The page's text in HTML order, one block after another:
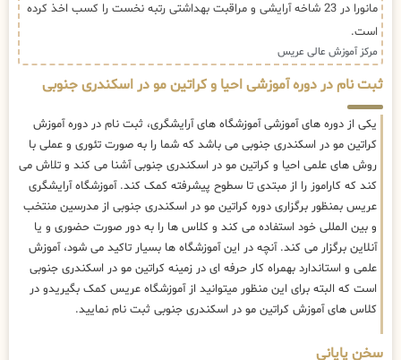
مانورا در 23 شاخه آرایشی و مراقبت بهداشتی رتبه نخست را کسب اخذ کرده
است.
مرکز آموزش عالی عریس
ثبت نام در دوره آموزشی احیا و کراتین مو در اسکندری جنوبی
یکی از دوره های آموزشی آموزشگاه های آرایشگری، ثبت نام در دوره آموزش
کراتین مو در اسکندری جنوبی می باشد که شما را به صورت تئوری و عملی با
روش های علمی احیا و کراتین مو در اسکندری جنوبی آشنا می کند و تلاش می
کند که کاراموز را از مبتدی تا سطوح پیشرفته کمک کند. آموزشگاه آرایشگری
عریس بمنظور برگزاری دوره کراتین مو در اسکندری جنوبی از مدرسین منتخب
و بین المللی خود استفاده می کند و کلاس ها را به دور صورت حضوری و یا
آنلاین برگزار می کند. آنچه در این آموزشگاه ها بسیار تاکید می شود، آموزش
علمی و استاندارد بهمراه کار حرفه ای در زمینه کراتین مو در اسکندری جنوبی
است که البته برای این منظور میتوانید از آموزشگاه عریس کمک بگیریدو در
کلاس های آموزش کراتین مو در اسکندری جنوبی ثبت نام نمایید.
سخن پایانی